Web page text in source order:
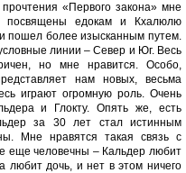
«Первого закона» мне
посвящены едокам и Кхалюлю
пошел более изысканным путем.
линии – Север и Юг. Весь
но мне нравится. Особо,
нам новых, весьма
играют огромную роль. Очень
и Глокту. Опять же, есть
за 30 лет стал истинным
Мне нравятся такая связь с
еще человечны – Кальдер любит
любит дочь, и нет в этом ничего